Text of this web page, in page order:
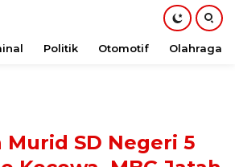
Politik Otomotif Olahraga
Murid SD Negeri 5